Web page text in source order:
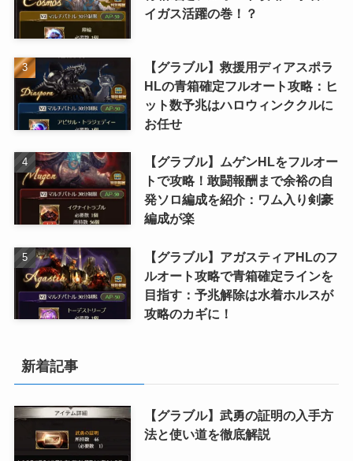
イガス活躍の巻！？
【グラブル】救援用ディアスポラ
HLの青箱確定フルオート攻略：ヒ
ット数予兆はハロウィンククルに
お任せ
【グラブル】ムゲンHLをフルオー
トで攻略！敢闘報酬まで余裕の自
発ソロ編成を紹介：ワム入り剣豪
編成が楽
【グラブル】アガスティアHLのフ
ルオート攻略で青箱確定ラインを
目指す：予兆解除は水着ホルスが
攻略のカギに！
新着記事
【グラブル】武勇の証明の入手方
法と使い道を徹底解説